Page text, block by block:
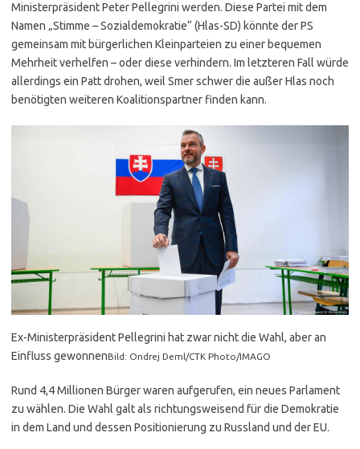
Ministerpräsident Peter Pellegrini werden. Diese Partei mit dem
Namen „Stimme – Sozialdemokratie“ (Hlas-SD) könnte der PS
gemeinsam mit bürgerlichen Kleinparteien zu einer bequemen
Mehrheit verhelfen – oder diese verhindern. Im letzteren Fall würde
allerdings ein Patt drohen, weil Smer schwer die außer Hlas noch
benötigten weiteren Koalitionspartner finden kann.
Ex-Ministerpräsident Pellegrini hat zwar nicht die Wahl, aber an
Einfluss gewonnenBild: Ondrej Deml/CTK Photo/IMAGO
Rund 4,4 Millionen Bürger waren aufgerufen, ein neues Parlament
zu wählen. Die Wahl galt als richtungsweisend für die Demokratie
in dem Land und dessen Positionierung zu Russland und der EU.